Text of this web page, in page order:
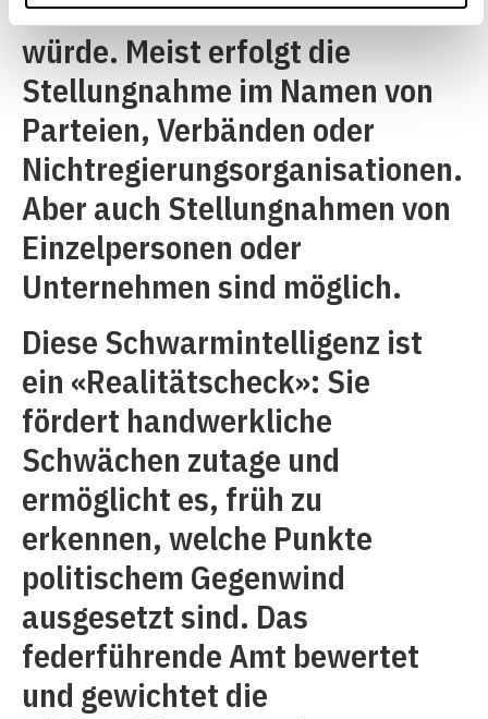
das neue Recht für sie bedeuten
würde. Meist erfolgt die
Stellungnahme im Namen von
Parteien, Verbänden oder
Nichtregierungsorganisationen.
Aber auch Stellungnahmen von
Einzelpersonen oder
Unternehmen sind möglich.
Diese Schwarmintelligenz ist
ein «Realitätscheck»: Sie
fördert handwerkliche
Schwächen zutage und
ermöglicht es, früh zu
erkennen, welche Punkte
politischem Gegenwind
ausgesetzt sind. Das
federführende Amt bewertet
und gewichtet die